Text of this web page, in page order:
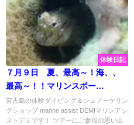
体験日記
７月９日 夏、最高～！海、、
最高～！！マリンスポー
ツ、、、最高～！！！
宮古島の体験ダイビング＆シュノーケリン
グショップ marine assist DEMIマリンアシ
ストデミです！ ツアーにご参加の思い出